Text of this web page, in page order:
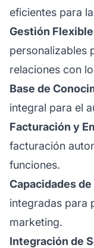
eficientes para
Gestión
personalizables
relaciones con
Base de
integral para el
Facturación y
facturación
funciones.
Capacidades
integradas para
marketing.
Integración de